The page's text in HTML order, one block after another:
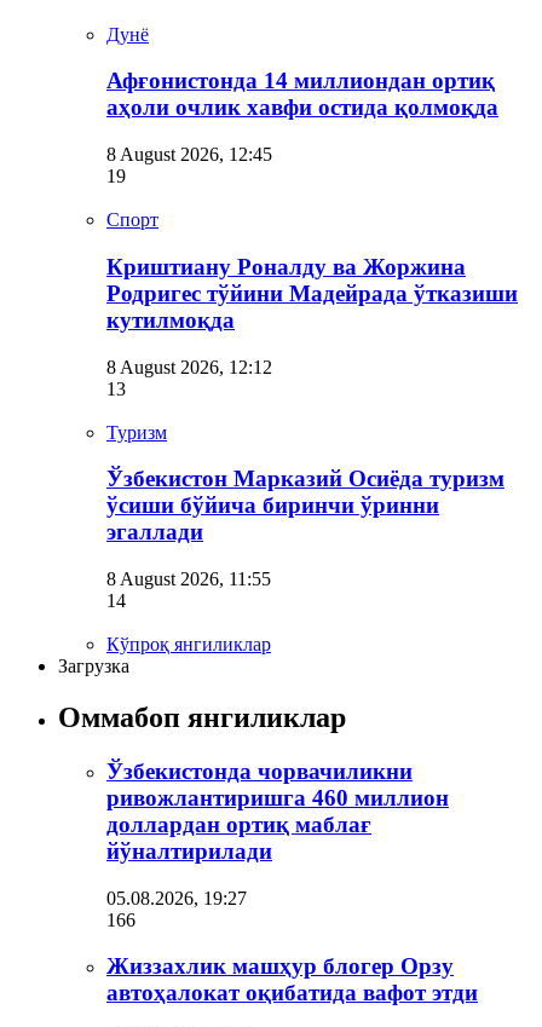
Дунё
Афғонистонда 14 миллиондан ортиқ
аҳоли очлик хавфи остида қолмоқда
8 August 2026, 12:45
19
Спорт
Криштиану Роналду ва Жоржина
Родригес тўйини Мадейрада ўтказиши
кутилмоқда
8 August 2026, 12:12
13
Туризм
Ўзбекистон Марказий Осиёда туризм
ўсиши бўйича биринчи ўринни
эгаллади
8 August 2026, 11:55
14
Кўпроқ янгиликлар
Загрузка
Оммабоп янгиликлар
Ўзбекистонда чорвачиликни
ривожлантиришга 460 миллион
доллардан ортиқ маблағ
йўналтирилади
05.08.2026, 19:27
166
Жиззахлик машҳур блогер Орзу
автоҳалокат оқибатида вафот этди